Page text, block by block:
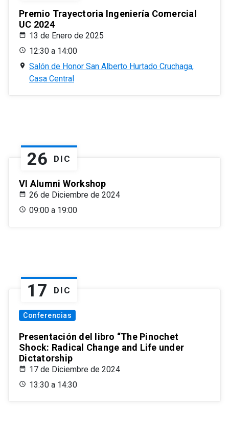
Premio Trayectoria Ingeniería Comercial
UC 2024
13 de Enero de 2025
12:30 a 14:00
Salón de Honor San Alberto Hurtado Cruchaga,
Casa Central
26 DIC
VI Alumni Workshop
26 de Diciembre de 2024
09:00 a 19:00
17 DIC
Conferencias
Presentación del libro “The Pinochet
Shock: Radical Change and Life under
Dictatorship
17 de Diciembre de 2024
13:30 a 14:30